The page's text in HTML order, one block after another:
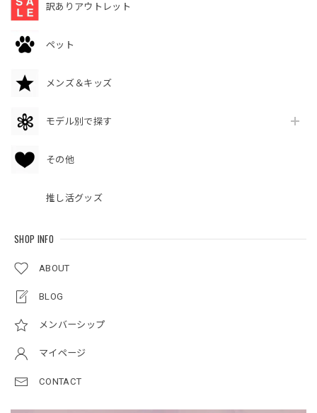
訳ありアウトレット
ペット
メンズ＆キッズ
モデル別で探す
その他
推し活グッズ
SHOP INFO
ABOUT
BLOG
メンバーシップ
マイページ
CONTACT